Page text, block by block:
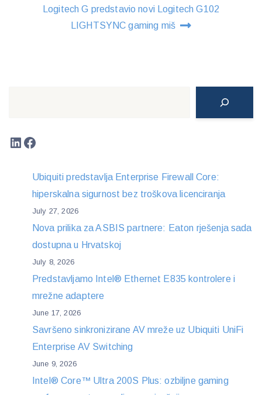
Logitech G predstavio novi Logitech G102
LIGHTSYNC gaming miš
LinkedIn
Facebook
Ubiquiti predstavlja Enterprise Firewall Core:
hiperskalna sigurnost bez troškova licenciranja
July 27, 2026
Nova prilika za ASBIS partnere: Eaton rješenja sada
dostupna u Hrvatskoj
July 8, 2026
Predstavljamo Intel® Ethernet E835 kontrolere i
mrežne adaptere
June 17, 2026
Savršeno sinkronizirane AV mreže uz Ubiquiti UniFi
Enterprise AV Switching
June 9, 2026
Intel® Core™ Ultra 200S Plus: ozbiljne gaming